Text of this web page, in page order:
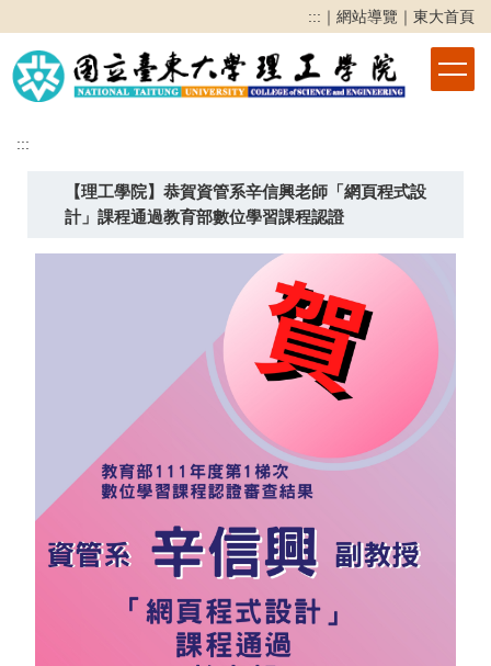
到
主
要
區
::: ｜ 網站導覽 ｜ 東大首頁
:::
【理工學院】恭賀資管系辛信興老師「網頁程式設
計」課程通過教育部數位學習課程認證